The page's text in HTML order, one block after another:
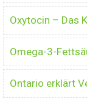
Oxytocin – Das
Omega-3-
Ontario erklärt